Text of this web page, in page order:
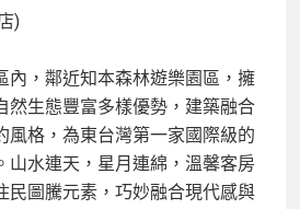
)
內，鄰近知本森林遊樂園區，擁
然生態豐富多樣優勢，建築融合
風格，為東台灣第一家國際級的
山水連天，星月連綿，溫馨客房
民圖騰元素，巧妙融合現代感與